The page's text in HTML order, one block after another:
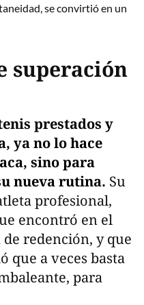
se convirtió en un
superación
prestados y
ya no lo hace
sino para
nueva rutina. Su
profesional,
encontró en el
redención, y que
que a veces basta
para